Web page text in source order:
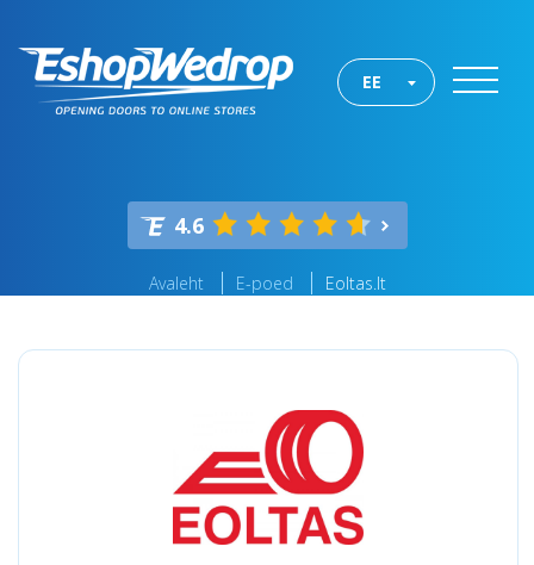
EE
4.6
Avaleht E-poed Eoltas.lt